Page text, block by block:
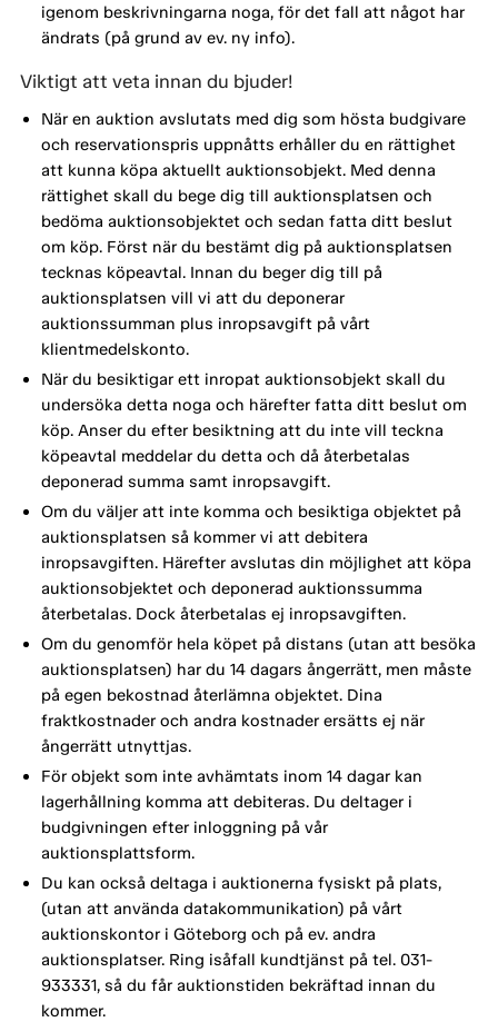
igenom beskrivningarna noga, för det fall att något har
ändrats (på grund av ev. ny info).
Viktigt att veta innan du bjuder!
När en auktion avslutats med dig som hösta budgivare
och reservationspris uppnåtts erhåller du en rättighet
att kunna köpa aktuellt auktionsobjekt. Med denna
rättighet skall du bege dig till auktionsplatsen och
bedöma auktionsobjektet och sedan fatta ditt beslut
om köp. Först när du bestämt dig på auktionsplatsen
tecknas köpeavtal. Innan du beger dig till på
auktionsplatsen vill vi att du deponerar
auktionssumman plus inropsavgift på vårt
klientmedelskonto.
När du besiktigar ett inropat auktionsobjekt skall du
undersöka detta noga och härefter fatta ditt beslut om
köp. Anser du efter besiktning att du inte vill teckna
köpeavtal meddelar du detta och då återbetalas
deponerad summa samt inropsavgift.
Om du väljer att inte komma och besiktiga objektet på
auktionsplatsen så kommer vi att debitera
inropsavgiften. Härefter avslutas din möjlighet att köpa
auktionsobjektet och deponerad auktionssumma
återbetalas. Dock återbetalas ej inropsavgiften.
Om du genomför hela köpet på distans (utan att besöka
auktionsplatsen) har du 14 dagars ångerrätt, men måste
på egen bekostnad återlämna objektet. Dina
fraktkostnader och andra kostnader ersätts ej när
ångerrätt utnyttjas.
För objekt som inte avhämtats inom 14 dagar kan
lagerhållning komma att debiteras. Du deltager i
budgivningen efter inloggning på vår
auktionsplattsform.
Du kan också deltaga i auktionerna fysiskt på plats,
(utan att använda datakommunikation) på vårt
auktionskontor i Göteborg och på ev. andra
auktionsplatser. Ring isåfall kundtjänst på tel. 031-
933331, så du får auktionstiden bekräftad innan du
kommer.